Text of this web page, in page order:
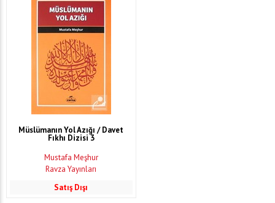
Müslümanın Yol Azığı / Davet
Fıkhı Dizisi 3
Mustafa Meşhur
Ravza Yayınları
Satış Dışı